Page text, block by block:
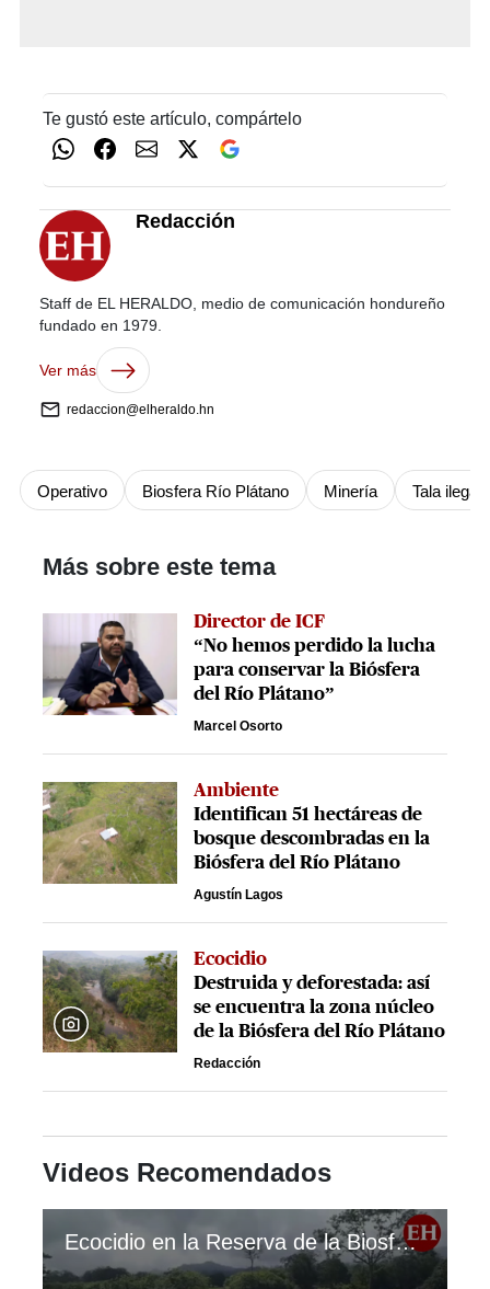
Te gustó este artículo, compártelo
Redacción
Staff de EL HERALDO, medio de comunicación hondureño
fundado en 1979.
Ver más
redaccion@elheraldo.hn
Operativo Biosfera Río Plátano Minería Tala ilegal
Más sobre este tema
Director de ICF
“No hemos perdido la lucha
para conservar la Biósfera
del Río Plátano”
Marcel Osorto
Ambiente
Identifican 51 hectáreas de
bosque descombradas en la
Biósfera del Río Plátano
Agustín Lagos
Ecocidio
Destruida y deforestada: así
se encuentra la zona núcleo
de la Biósfera del Río Plátano
Redacción
Videos Recomendados
Ecocidio en la Reserva de la Biosfera del Río Plátano